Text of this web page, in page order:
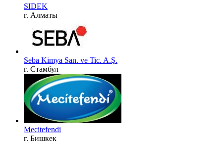
SIDEK
г. Алматы
Seba Kimya San. ve Tic. A.Ş.
г. Стамбул
Mecitefendi
г. Бишкек